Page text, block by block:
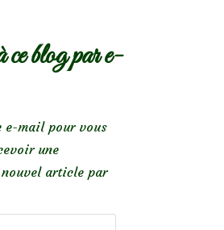
blog par e-
e-mail pour vous
une
article par